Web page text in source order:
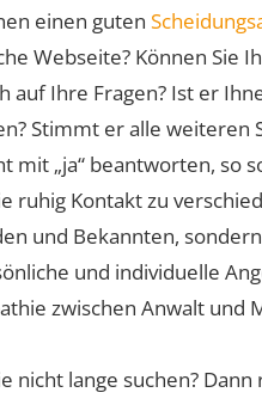
einen guten
Webseite? Können Sie
auf Ihre Fragen? Ist er
Stimmt er alle weiteren
mit „ja“ beantworten, so
ruhig Kontakt zu
und Bekannten,
und individuelle
zwischen Anwalt und
nicht lange suchen?